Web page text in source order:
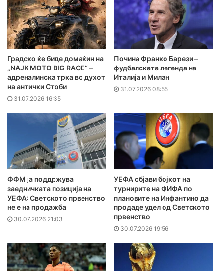
Градско ќе биде домаќин на
„NAJK MOTO BIG RACE“ –
адреналинска трка во духот
на антички Стоби
31.07.2026 16:35
Почина Франко Барези –
фудбалската легенда на
Италија и Милан
31.07.2026 08:55
ФФМ ја поддржува
заедничката позиција на
УЕФА: Светското првенство
не е на продажба
30.07.2026 21:03
УЕФА објави бојкот на
турнирите на ФИФА по
плановите на Инфантино да
продаде удел од Светското
првенство
30.07.2026 19:56